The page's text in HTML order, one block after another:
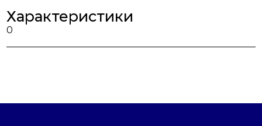
Характеристики
0